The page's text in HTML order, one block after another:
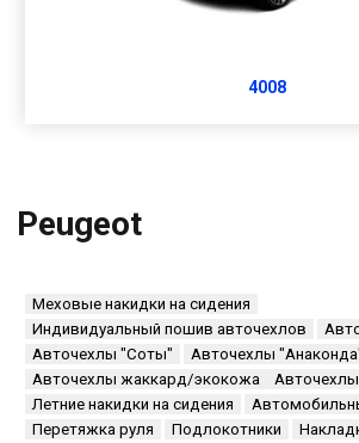
4008
Peugeot
Меховые накидки на сидения
Индивидуальный пошив авточехлов
Авточехлы "Соты"
Авточехлы
Авточехлы жаккард/экокожа
Летние накидки на сидения
Перетяжка руля
Подлокотники